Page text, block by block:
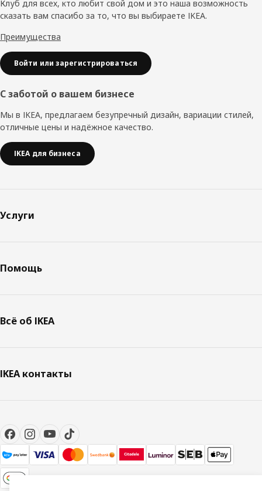
Клуб для всех, кто любит свой дом и это наша возможность
сказать вам спасибо за то, что вы выбираете IKEA.
Преимущества
Войти или зарегистрироваться
С заботой о вашем бизнесе
Мы в IKEA, предлагаем безупречный дизайн, вариации стилей,
отличные цены и надёжное качество.
IKEA для бизнеса
Услуги
Помощь
Всё об IKEA
IKEA контакты